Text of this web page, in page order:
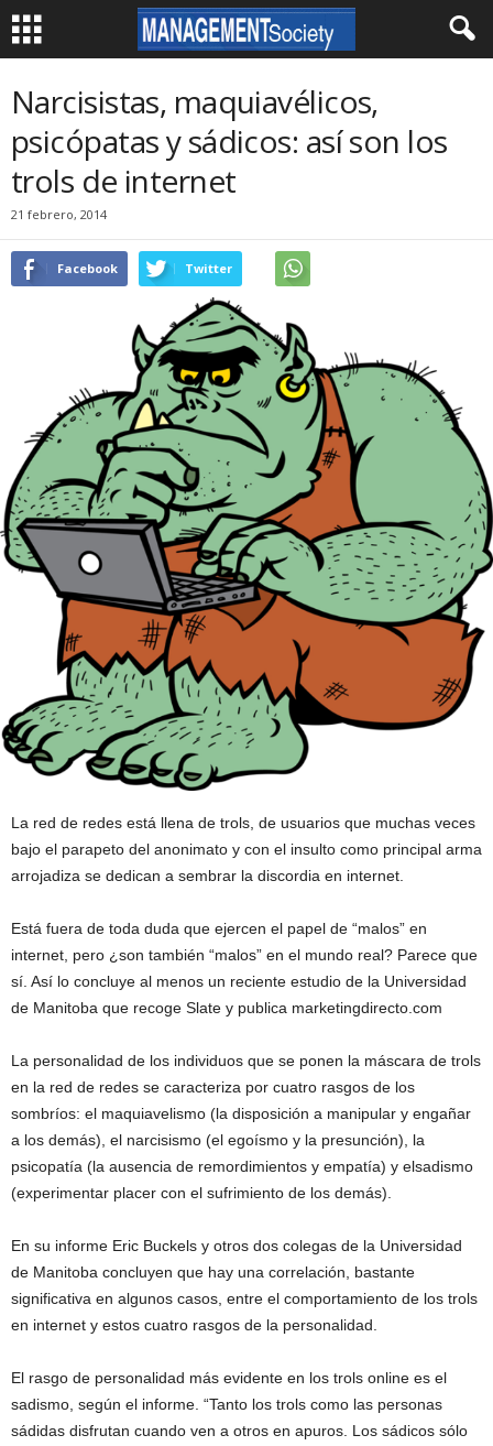
Narcisistas, maquiavélicos,
psicópatas y sádicos: así son los
trols de internet
21 febrero, 2014
Facebook Twitter
La red de redes está llena de trols, de usuarios que muchas veces
bajo el parapeto del anonimato y con el insulto como principal arma
arrojadiza se dedican a sembrar la discordia en internet.
Está fuera de toda duda que ejercen el papel de “malos” en
internet, pero ¿son también “malos” en el mundo real? Parece que
sí. Así lo concluye al menos un reciente estudio de la Universidad
de Manitoba que recoge Slate y publica marketingdirecto.com
La personalidad de los individuos que se ponen la máscara de trols
en la red de redes se caracteriza por cuatro rasgos de los
sombríos: el maquiavelismo (la disposición a manipular y engañar
a los demás), el narcisismo (el egoísmo y la presunción), la
psicopatía (la ausencia de remordimientos y empatía) y elsadismo
(experimentar placer con el sufrimiento de los demás).
En su informe Eric Buckels y otros dos colegas de la Universidad
de Manitoba concluyen que hay una correlación, bastante
significativa en algunos casos, entre el comportamiento de los trols
en internet y estos cuatro rasgos de la personalidad.
El rasgo de personalidad más evidente en los trols online es el
sadismo, según el informe. “Tanto los trols como las personas
sádidas disfrutan cuando ven a otros en apuros. Los sádicos sólo